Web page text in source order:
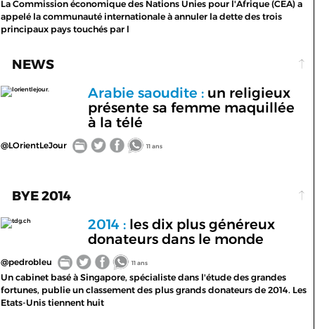
La Commission économique des Nations Unies pour l'Afrique (CEA) a
appelé la communauté internationale à annuler la dette des trois
principaux pays touchés par l
NEWS
lorientlejour. Arabie saoudite :un religieux
présente sa femme maquillée
à la télé
@LOrientLeJour 11 ans
BYE 2014
tdg.ch 2014 :les dix plus généreux
donateurs dans le monde
@pedrobleu 11 ans
Un cabinet basé à Singapore, spécialiste dans l'étude des grandes
fortunes, publie un classement des plus grands donateurs de 2014. Les
Etats-Unis tiennent huit